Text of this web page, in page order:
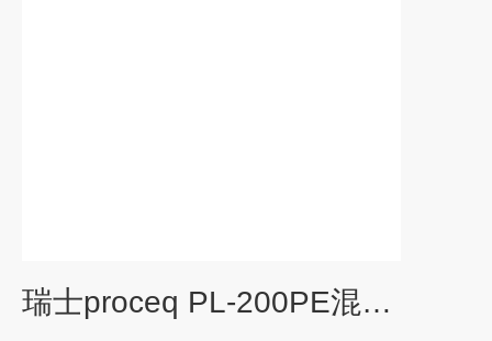
瑞士proceq PL-200PE混凝土超声波检测仪